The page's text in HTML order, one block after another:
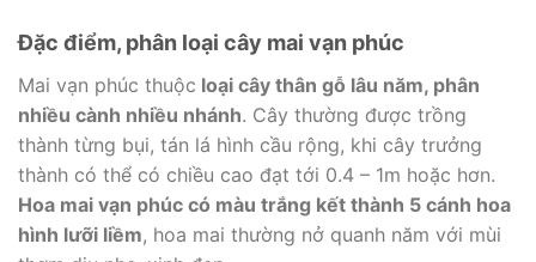
Đặc điểm, phân loại cây mai vạn phúc
Mai vạn phúc thuộc loại cây thân gỗ lâu năm, phân
nhiều cành nhiều nhánh. Cây thường được trồng
thành từng bụi, tán lá hình cầu rộng, khi cây trưởng
thành có thể có chiều cao đạt tới 0.4 – 1m hoặc hơn.
Hoa mai vạn phúc có màu trắng kết thành 5 cánh hoa
hình lưỡi liềm, hoa mai thường nở quanh năm với mùi